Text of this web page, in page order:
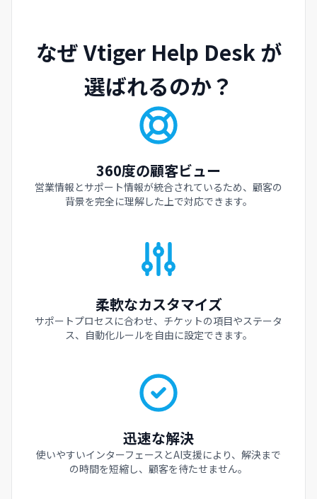
なぜ Vtiger Help Desk が
選ばれるのか？
360度の顧客ビュー
営業情報とサポート情報が統合されているため、顧客の
背景を完全に理解した上で対応できます。
柔軟なカスタマイズ
サポートプロセスに合わせ、チケットの項目やステータ
ス、自動化ルールを自由に設定できます。
迅速な解決
使いやすいインターフェースとAI支援により、解決まで
の時間を短縮し、顧客を待たせません。